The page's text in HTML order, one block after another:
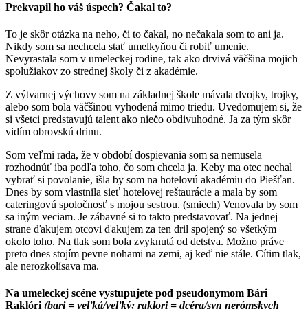
Prekvapil ho váš úspech? Čakal to?
To je skôr otázka na neho, či to čakal, no nečakala som to ani ja.
Nikdy som sa nechcela stať umelkyňou či robiť umenie.
Nevyrastala som v umeleckej rodine, tak ako drvivá väčšina mojich
spolužiakov zo strednej školy či z akadémie.
Z výtvarnej výchovy som na základnej škole mávala dvojky, trojky,
alebo som bola väčšinou vyhodená mimo triedu. Uvedomujem si, že
si všetci predstavujú talent ako niečo obdivuhodné. Ja za tým skôr
vidím obrovskú drinu.
Som veľmi rada, že v období dospievania som sa nemusela
rozhodnúť iba podľa toho, čo som chcela ja. Keby ma otec nechal
vybrať si povolanie, išla by som na hotelovú akadémiu do Piešťan.
Dnes by som vlastnila sieť hotelovej reštaurácie a mala by som
cateringovú spoločnosť s mojou sestrou. (smiech) Venovala by som
sa iným veciam. Je zábavné si to takto predstavovať. Na jednej
strane ďakujem otcovi ďakujem za ten dril spojený so všetkým
okolo toho. Na tlak som bola zvyknutá od detstva. Možno práve
preto dnes stojím pevne nohami na zemi, aj keď nie stále. Cítim tlak,
ale nerozkolísava ma.
Na umeleckej scéne vystupujete pod pseudonymom Bári
Raklóri (bari = veľká/veľký; raklori = dcéra/syn nerómskych